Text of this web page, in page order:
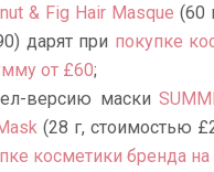
& Fig Hair Masque (60
дарят при покупке
от £60;
версию маски
(28 г, стоимостью £
косметики бренда